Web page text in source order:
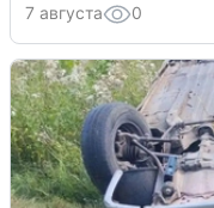
7 августа 0